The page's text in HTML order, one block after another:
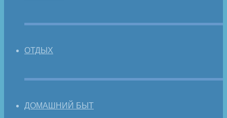
ОТДЫХ
ДОМАШНИЙ БЫТ